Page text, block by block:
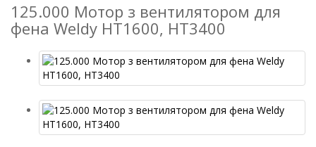
125.000 Мотор з вентилятором для
фена Weldy HT1600, HT3400